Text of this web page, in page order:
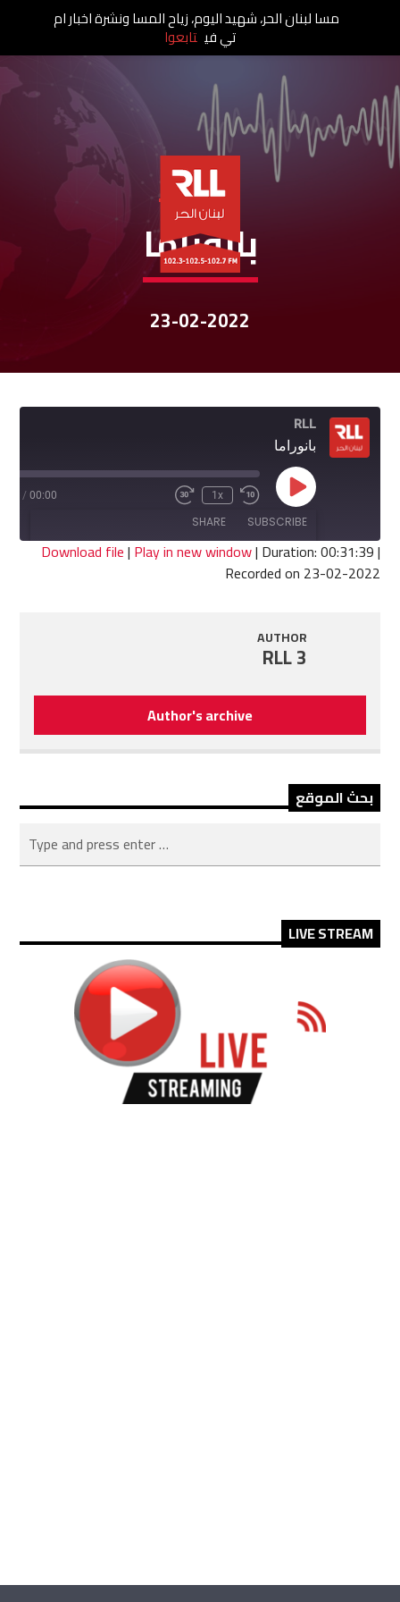
نشرات الأخبار
بانوراما
23-02-2022
RLL
بانوراما
Play
Episode
Rewind
10
Seconds
1x
Fast
seconds
00:00
/
SUBSCRIBE
SHARE
SHARE
Download file| Play in new window| Duration: 00:31:39|
Recorded on 23-02-2022
AUTHOR
RLL 3
Author's archive
بحث الموقع
LIVE STREAM
مسا لبنان الحر، شهيد اليوم، زياح المسا ونشرة اخبار ام
تي في تابعوا